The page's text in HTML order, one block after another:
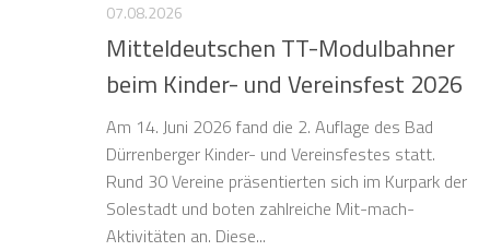
07.08.2026
Mitteldeutschen TT-Modulbahner
beim Kinder- und Vereinsfest 2026
Am 14. Juni 2026 fand die 2. Auflage des Bad
Dürrenberger Kinder- und Vereinsfestes statt.
Rund 30 Vereine präsentierten sich im Kurpark der
Solestadt und boten zahlreiche Mit-mach-
Aktivitäten an. Diese...